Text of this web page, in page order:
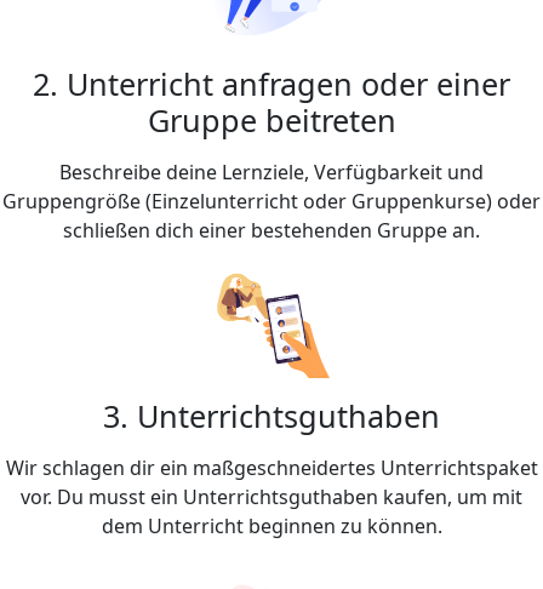
2. Unterricht anfragen oder einer
Gruppe beitreten
Beschreibe deine Lernziele, Verfügbarkeit und
Gruppengröße (Einzelunterricht oder Gruppenkurse) oder
schließen dich einer bestehenden Gruppe an.
3. Unterrichtsguthaben
Wir schlagen dir ein maßgeschneidertes Unterrichtspaket
vor. Du musst ein Unterrichtsguthaben kaufen, um mit
dem Unterricht beginnen zu können.